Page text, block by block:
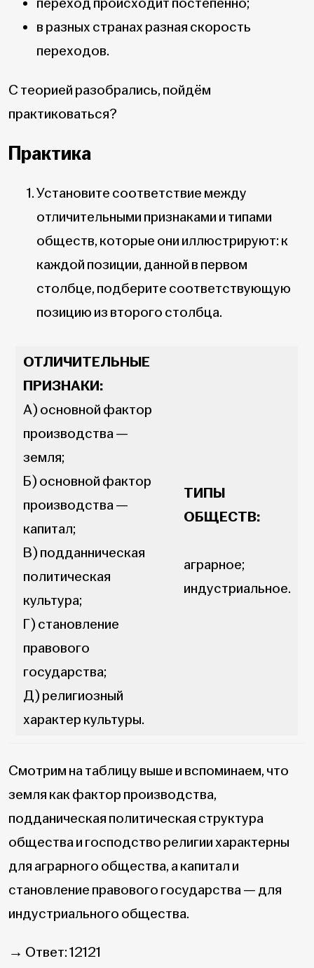
в разных странах разная скорость
переходов.
С теорией разобрались, пойдём
практиковаться?
Практика
Установите соответствие между
отличительными признаками и типами
обществ, которые они иллюстрируют: к
каждой позиции, данной в первом
столбце, подберите соответствующую
позицию из второго столбца.
ОТЛИЧИТЕЛЬНЫЕ
ПРИЗНАКИ:
А) основной фактор
производства —
земля;
Б) основной фактор
производства —
капитал;
В) подданническая
политическая
культура;
Г) становление
правового
государства;
Д) религиозный
характер культуры.
ТИПЫ
ОБЩЕСТВ:
аграрное;
индустриальное.
Смотрим на таблицу выше и вспоминаем, что
земля как фактор производства,
подданическая политическая структура
общества и господство религии характерны
для аграрного общества, а капитал и
становление правового государства — для
индустриального общества.
→ Ответ: 12121